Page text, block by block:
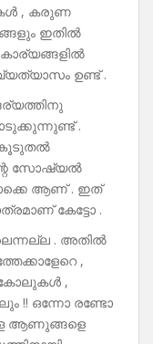
, കരുണ
ഇതിൽ
ഉണ്ട് .
.
കൂടുതൽ
സോഷ്യൽ
ആണ് . ഇത്
കേട്ടോ .
. അതിൽ
,
,
!! ഒന്നോ രണ്ടോ
ആണുങ്ങളെ